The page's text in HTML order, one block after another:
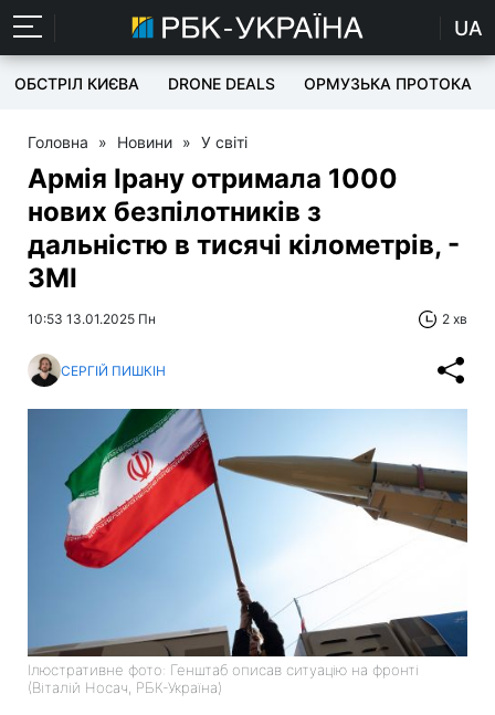
UA
ОБСТРІЛ КИЄВА DRONE DEALS ОРМУЗЬКА ПРОТОКА
Головна » Новини » У світі
Армія Ірану отримала 1000
нових безпілотників з
дальністю в тисячі кілометрів, -
ЗМІ
10:53 13.01.2025 Пн 2 хв
СЕРГІЙ ПИШКІН
Ілюстративне фото: Генштаб описав ситуацію на фронті
(Віталій Носач, РБК-Україна)